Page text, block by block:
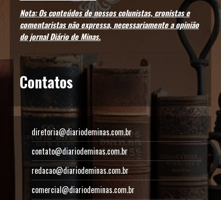
Nota: Os conteúdos de nossos colunistas, cronistas e
comentaristas não expressa, necessariamente a opinião
do jornal Diário de Minas.
Contatos
diretoria@diariodeminas.com.br
contato@diariodeminas.com.br
redacao@diariodeminas.com.br
comercial@diariodeminas.com.br